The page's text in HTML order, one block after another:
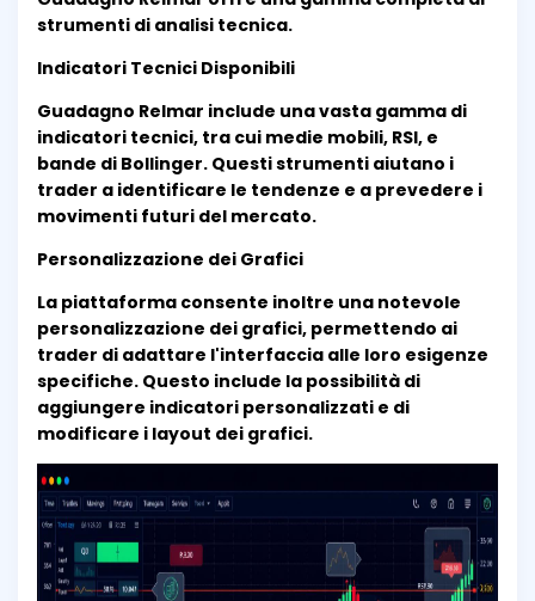
strumenti di analisi tecnica.
Indicatori Tecnici Disponibili
Guadagno Relmar include una vasta gamma di
indicatori tecnici, tra cui medie mobili, RSI, e
bande di Bollinger. Questi strumenti aiutano i
trader a identificare le tendenze e a prevedere i
movimenti futuri del mercato.
Personalizzazione dei Grafici
La piattaforma consente inoltre una notevole
personalizzazione dei grafici, permettendo ai
trader di adattare l'interfaccia alle loro esigenze
specifiche. Questo include la possibilità di
aggiungere indicatori personalizzati e di
modificare i layout dei grafici.